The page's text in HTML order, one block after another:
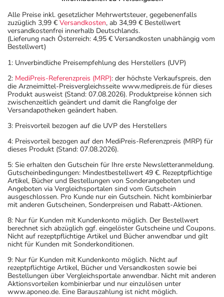
- vor Feuchtigkeit geschützt (z.B. im fest verschlossenen
Behältnis)
aufbewahrt werden.
Was sollten Sie beachten?
- Vorsicht: Das Reaktionsvermögen kann auch bei
bestimmungsgemäßem Gebrauch beeinträchtigt sein.
Achten Sie vor allem darauf, wenn Sie am Straßenverkehr
teilnehmen oder Maschinen (auch im Haushalt) bedienen,
- Vorsicht: Vermeiden Sie die Einnahme von Alkohol.
erhöhtes Risiko - besonderes im akuten Anfall.
- Durch plötzliches Absetzen können Probleme oder
Beschwerden auftreten. Deshalb sollte die Behandlung
langsam, das heißt mit einem schrittweisen
Ausschleichen der Dosis, beendet werden. Lassen Sie
sich dazu am besten von Ihrem Arzt oder Apotheker
beraten.
- Vorsicht bei Allergie gegen Aspartam!
- Vorsicht bei Allergie gegen Benzylalkohol und ähnliche
Stoffe!
- Vorsicht bei Allergie gegen Monoterpene (z.B.
Alle Preise inkl. gesetzlicher Mehrwertsteuer, gegebenenfalls
zuzüglich 3,99 € Versandkosten, ab 34,99 € Bestellwert
versandkostenfrei innerhalb Deutschlands.
(Lieferung nach Österreich: 4,95 € Versandkosten unabhängig vom
Bestellwert)
1: Unverbindliche Preisempfehlung des Herstellers (UVP)
2: MediPreis-Referenzpreis (MRP): der höchste Verkaufspreis, den
die Arzneimittel-Preisvergleichsseite www.medipreis.de für dieses
Produkt ausweist (Stand: 07.08.2026). Produktpreise können sich
zwischenzeitlich geändert und damit die Rangfolge der
Versandapotheken geändert haben.
3: Preisvorteil bezogen auf die UVP des Herstellers
4: Preisvorteil bezogen auf den MediPreis-Referenzpreis (MRP) für
dieses Produkt (Stand: 07.08.2026).
5: Sie erhalten den Gutschein für Ihre erste Newsletteranmeldung.
Gutscheinbedingungen: Mindestbestellwert 49 €. Rezeptpflichtige
Artikel, Bücher und Bestellungen von Sonderangeboten und
Angeboten via Vergleichsportalen sind vom Gutschein
ausgeschlossen. Pro Kunde nur ein Gutschein. Nicht kombinierbar
mit anderen Gutscheinen, Sonderpreisen und Rabatt-Aktionen.
8: Nur für Kunden mit Kundenkonto möglich. Der Bestellwert
berechnet sich abzüglich ggf. eingelöster Gutscheine und Coupons.
Nicht auf rezeptpflichtige Artikel und Bücher anwendbar und gilt
nicht für Kunden mit Sonderkonditionen.
9: Nur für Kunden mit Kundenkonto möglich. Nicht auf
rezeptpflichtige Artikel, Bücher und Versandkosten sowie bei
Bestellungen über Vergleichsportale anwendbar. Nicht mit anderen
Aktionsvorteilen kombinierbar und nur einzulösen unter
www.aponeo.de. Eine Barauszahlung ist nicht möglich.